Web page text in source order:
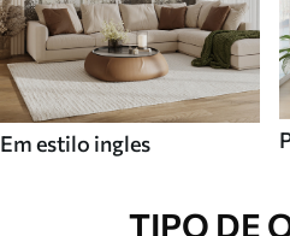
Em estilo ingles
TIPO DE